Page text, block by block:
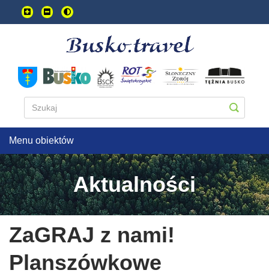
Przejdź
do
głownej
Menu obiektów
Aktualności
ZaGRAJ z nami!
Planszówkowe